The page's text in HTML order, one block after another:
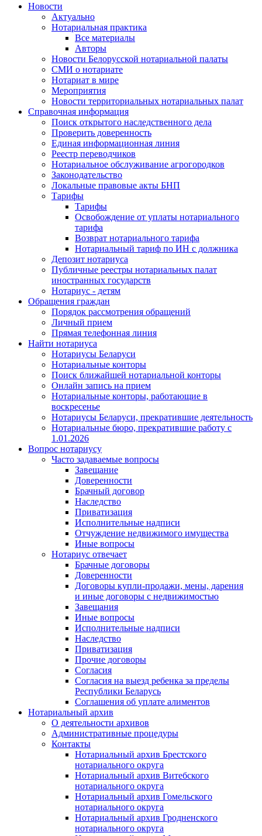
Новости
Актуально
Нотариальная практика
Все материалы
Авторы
Новости Белорусской нотариальной палаты
СМИ о нотариате
Нотариат в мире
Мероприятия
Новости территориальных нотариальных палат
Справочная информация
Поиск открытого наследственного дела
Проверить доверенность
Единая информационная линия
Реестр переводчиков
Нотариальное обслуживание агрогородков
Законодательство
Локальные правовые акты БНП
Тарифы
Тарифы
Освобождение от уплаты нотариального
тарифа
Возврат нотариального тарифа
Нотариальный тариф по ИН с должника
Депозит нотариуса
Публичные реестры нотариальных палат
иностранных государств
Нотариус - детям
Обращения граждан
Порядок рассмотрения обращений
Личный прием
Прямая телефонная линия
Найти нотариуса
Нотариусы Беларуси
Нотариальные конторы
Поиск ближайшей нотариальной конторы
Онлайн запись на прием
Нотариальные конторы, работающие в
воскресенье
Нотариусы Беларуси, прекратившие деятельность
Нотариальные бюро, прекратившие работу с
1.01.2026
Вопрос нотариусу
Часто задаваемые вопросы
Завещание
Доверенности
Брачный договор
Наследство
Приватизация
Исполнительные надписи
Отчуждение недвижимого имущества
Иные вопросы
Нотариус отвечает
Брачные договоры
Доверенности
Договоры купли-продажи, мены, дарения
и иные договоры с недвижимостью
Завещания
Иные вопросы
Исполнительные надписи
Наследство
Приватизация
Прочие договоры
Согласия
Согласия на выезд ребенка за пределы
Республики Беларусь
Соглашения об уплате алиментов
Нотариальный архив
О деятельности архивов
Административные процедуры
Контакты
Нотариальный архив Брестского
нотариального округа
Нотариальный архив Витебского
нотариального округа
Нотариальный архив Гомельского
нотариального округа
Нотариальный архив Гродненского
нотариального округа